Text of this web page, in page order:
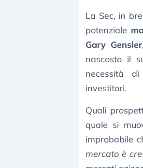
La Sec, in
potenziale
Gary Gensler
nascosto il
necessità
investitori.
Quali
quale si
improbabile
mercato è